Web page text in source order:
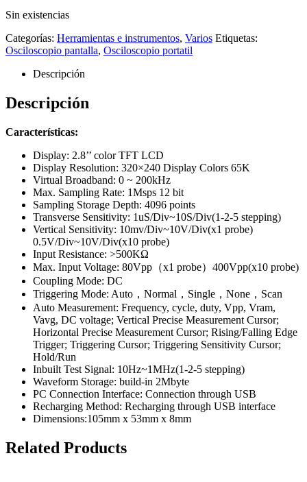
Sin existencias
Categorías: Herramientas e instrumentos, Varios Etiquetas:
Osciloscopio pantalla, Osciloscopio portatil
Descripción
Descripción
Características:
Display: 2.8’’ color TFT LCD
Display Resolution: 320×240 Display Colors 65K
Virtual Broadband: 0 ~ 200kHz
Max. Sampling Rate: 1Msps 12 bit
Sampling Storage Depth: 4096 points
Transverse Sensitivity: 1uS/Div~10S/Div(1-2-5 stepping)
Vertical Sensitivity: 10mv/Div~10V/Div(x1 probe)
0.5V/Div~10V/Div(x10 probe)
Input Resistance: >500KΩ
Max. Input Voltage: 80Vpp（x1 probe）400Vpp(x10 probe)
Coupling Mode: DC
Triggering Mode: Auto，Normal，Single，None，Scan
Auto Measurement: Frequency, cycle, duty, Vpp, Vram,
Vavg, DC voltage; Vertical Precise Measurement Cursor;
Horizontal Precise Measurement Cursor; Rising/Falling Edge
Trigger; Triggering Cursor; Triggering Sensitivity Cursor;
Hold/Run
Inbuilt Test Signal: 10Hz~1MHz(1-2-5 stepping)
Waveform Storage: build-in 2Mbyte
PC Connection Interface: Connection through USB
Recharging Method: Recharging through USB interface
Dimensions:105mm x 53mm x 8mm
Related Products